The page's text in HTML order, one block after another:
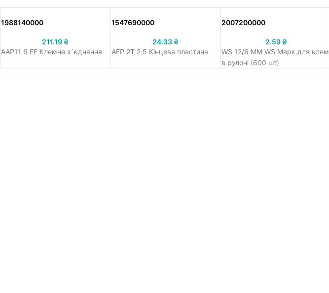
1988140000
211.19 ₴
AAP11 6 FE Клемне з`єднання
1547690000
24.33 ₴
AEP 2T 2.5 Кінцева пластина
2007200000
2.59 ₴
WS 12/6 MM WS Марк.для клем
в рулоні (600 шт)